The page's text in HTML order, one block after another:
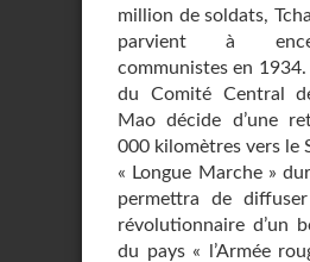
million de soldats,
parvient à
communistes en 1934.
du Comité Central
Mao décide d’une
000 kilomètres vers le
« Longue Marche »
permettra de
révolutionnaire d’un
du pays « l’Armée